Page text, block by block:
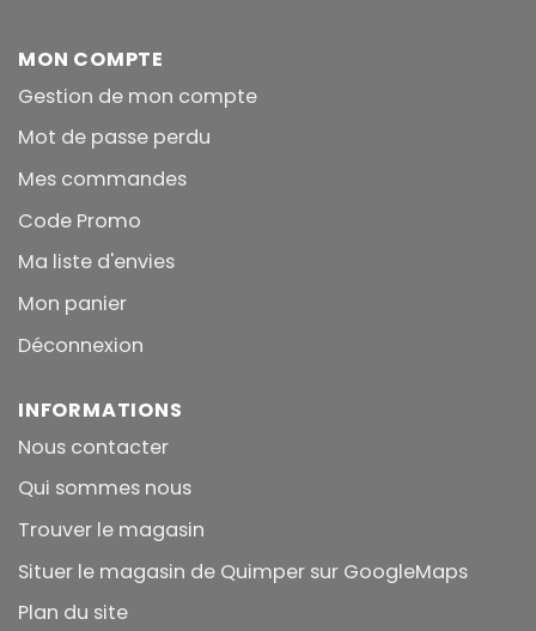
MON COMPTE
Gestion de mon compte
Mot de passe perdu
Mes commandes
Code Promo
Ma liste d'envies
Mon panier
Déconnexion
INFORMATIONS
Nous contacter
Qui sommes nous
Trouver le magasin
Situer le magasin de Quimper sur GoogleMaps
Plan du site